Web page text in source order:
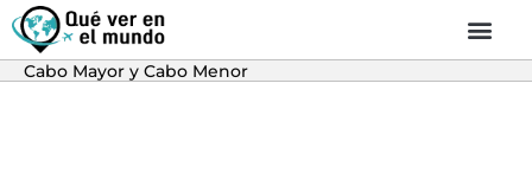
Cabo Mayor y Cabo Menor